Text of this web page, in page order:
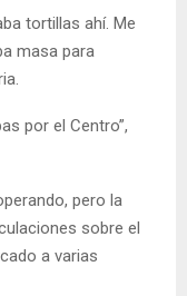
tortillas ahí. Me
masa para
por el Centro”,
pero la
sobre el
a varias